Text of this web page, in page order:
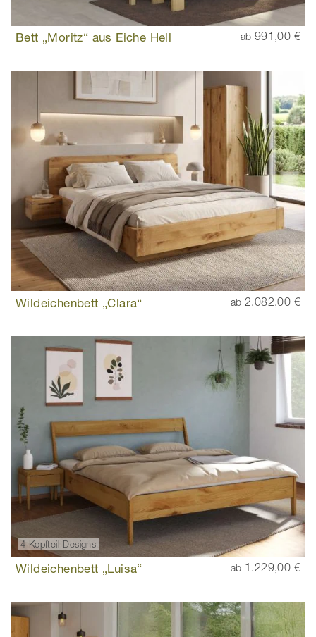
Bett „Moritz“ aus Eiche Hell ab 991,00 €
Wildeichenbett „Clara“ ab 2.082,00 €
4 Kopfteil-Designs
Wildeichenbett „Luisa“ ab 1.229,00 €